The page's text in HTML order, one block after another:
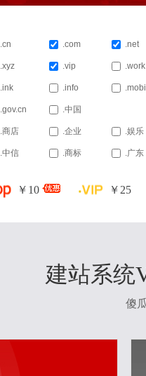
.cn .com .net
.xyz .vip .work
.ink .info .mobi
.gov.cn .中国
.商店 .企业 .娱乐
.中信 .商标 .广东
￥ 10 ￥ 25
建站系统
傻